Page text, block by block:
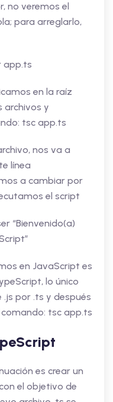
no veremos el
para arreglarlo,
app.ts
en la raíz
archivos y
tsc app.ts
nos va a
línea
a cambiar por
el script
“Bienvenido(a)
en JavaScript es
lo único
por .ts y después
tsc app.ts
es crear un
el objetivo de